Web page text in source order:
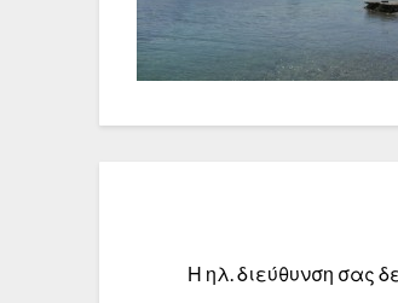
Η ηλ. διεύθυνση σας